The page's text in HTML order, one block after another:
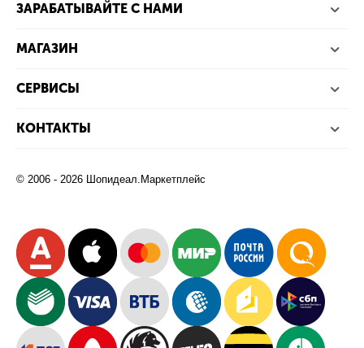
ЗАРАБАТЫВАЙТЕ С НАМИ
МАГАЗИН
СЕРВИСЫ
КОНТАКТЫ
© 2006 - 2026 Шопидеал.Маркетплейс